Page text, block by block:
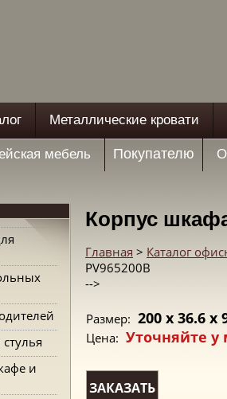
Металлические кровати
мебель Покупателю
и
Корпус
Главная > Каталог
PV965200B
-->
Размер: 200 x 36.6 x
Цена: Уточняйте
ЗАКАЗАТЬ